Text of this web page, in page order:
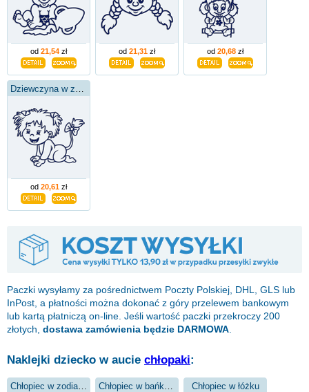
od 21,54 zł od 21,31 zł od 20,68 zł
od 20,61 zł
Paczki wysyłamy za pośrednictwem Poczty Polskiej, DHL, GLS lub
InPost, a płatności można dokonać z góry przelewem bankowym
lub kartą płatniczą on-line. Jeśli wartość paczki przekroczy 200
złotych, dostawa zamówienia będzie DARMOWA
Naklejki dziecko w aucie chłopaki:
Chłopiec w łóżku